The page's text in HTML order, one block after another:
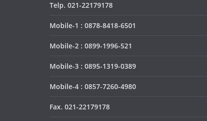
Telp. 021-22179178
Mobile-1 : 0878-8418-6501
Mobile-2 : 0899-1996-521
Mobile-3 : 0895-1319-0389
Mobile-4 : 0857-7260-4980
Fax. 021-22179178